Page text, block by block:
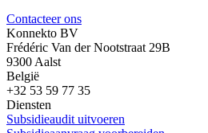
Contacteer ons
Konnekto BV
Frédéric Van der Nootstraat 29B
9300 Aalst
België
+32 53 59 77 35
Diensten
Subsidieaudit uitvoeren